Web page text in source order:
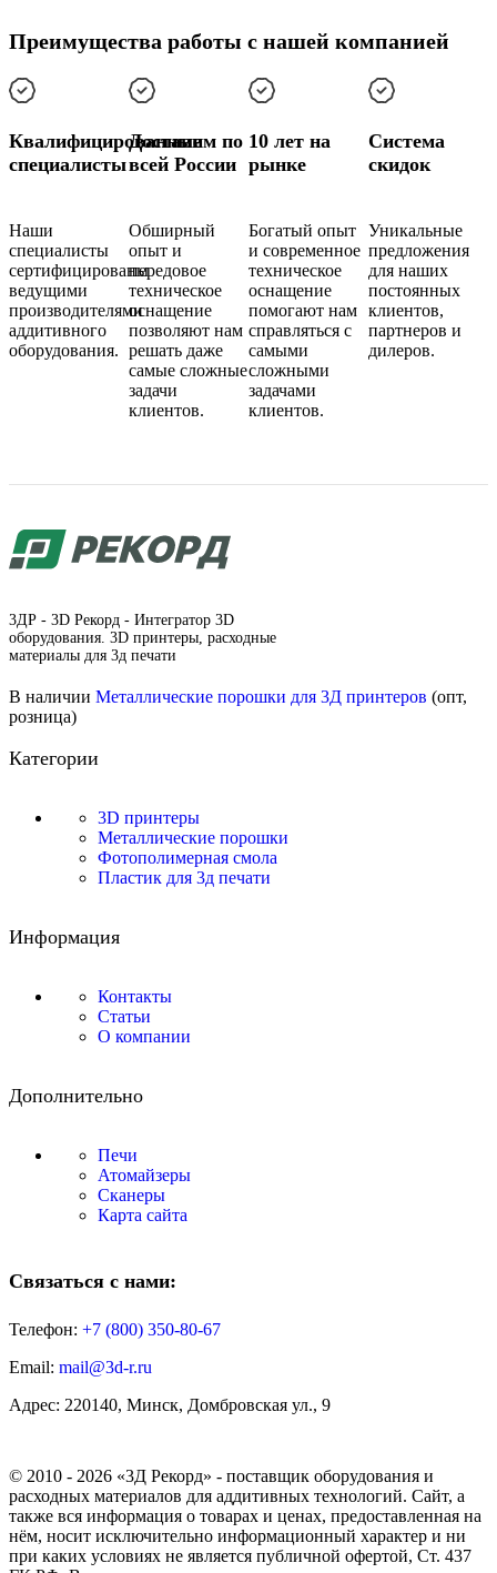
Преимущества работы с нашей компанией
Квалифицированные
специалисты
Наши
специалисты
сертифицированы
ведущими
производителями
аддитивного
оборудования.
Доставим по
всей России
Обширный
опыт и
передовое
техническое
оснащение
позволяют нам
решать даже
самые сложные
задачи
клиентов.
10 лет на
рынке
Богатый опыт
и современное
техническое
оснащение
помогают нам
справляться с
самыми
сложными
задачами
клиентов.
Cистема
скидок
Уникальные
предложения
для наших
постоянных
клиентов,
партнеров и
дилеров.
3ДР - 3D Рекорд - Интегратор 3D
оборудования. 3D принтеры, расходные
материалы для 3д печати
В наличии Металлические порошки для 3Д принтеров (опт,
розница)
Категории
3D принтеры
Металлические порошки
Фотополимерная смола
Пластик для 3д печати
Информация
Контакты
Статьи
О компании
Дополнительно
Печи
Атомайзеры
Сканеры
Карта сайта
Связаться с нами:
Телефон: +7 (800) 350-80-67
Email: mail@3d-r.ru
Адрес: 220140, Минск, Домбровская ул., 9
© 2010 - 2026 «3Д Рекорд» - поставщик оборудования и
расходных материалов для аддитивных технологий. Сайт, а
также вся информация о товарах и ценах, предоставленная на
нём, носит исключительно информационный характер и ни
при каких условиях не является публичной офертой, Ст. 437